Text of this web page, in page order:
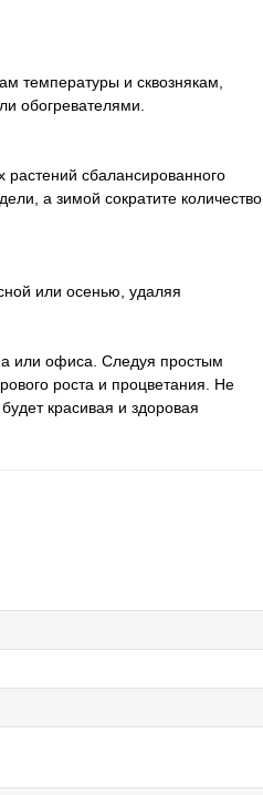
температуры и сквознякам,
обогревателями.
сбалансированного
а зимой сократите количество
или осенью, удаляя
или офиса. Следуя простым
роста и процветания. Не
красивая и здоровая